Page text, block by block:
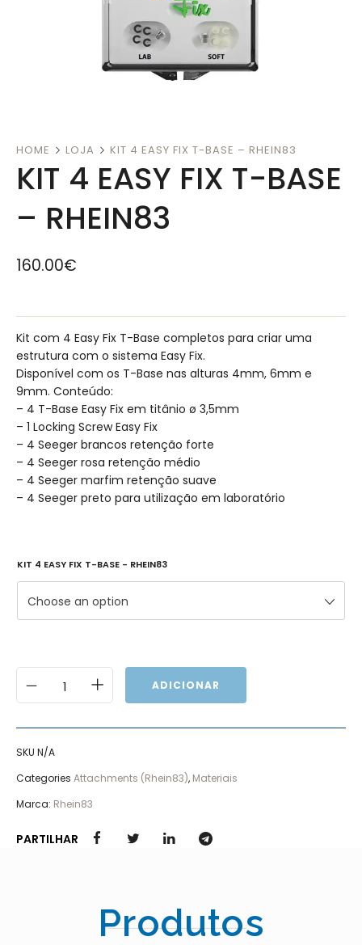
HOME LOJA KIT 4 EASY FIX T-BASE – RHEIN83
KIT 4 EASY FIX T-BASE
– RHEIN83
160.00€
Kit com 4 Easy Fix T-Base completos para criar uma
estrutura com o sistema Easy Fix.
Disponível com os T-Base nas alturas 4mm, 6mm e
9mm. Conteúdo:
– 4 T-Base Easy Fix em titânio ø 3,5mm
– 1 Locking Screw Easy Fix
– 4 Seeger brancos retenção forte
– 4 Seeger rosa retenção médio
– 4 Seeger marfim retenção suave
– 4 Seeger preto para utilização em laboratório
KIT 4 EASY FIX T-BASE - RHEIN83
Choose an option
ADICIONAR
SKU N/A
Categories Attachments (Rhein83), Materiais
Marca: Rhein83
PARTILHAR
Produtos